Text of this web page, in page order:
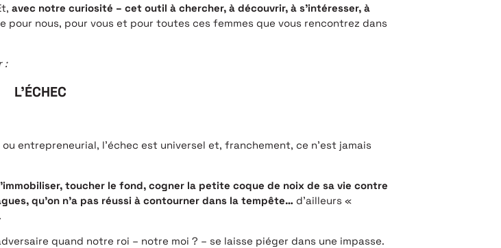
avec notre curiosité – cet outil à chercher, à découvrir, à s’intéresser, à
pour nous, pour vous et pour toutes ces femmes que vous rencontrez dans
:
L’ÉCHEC
entrepreneurial, l’échec est universel et, franchement, ce n’est jamais
toucher le fond, cogner la petite coque de noix de sa vie contre
qu’on n’a pas réussi à contourner dans la tempête… d’ailleurs «
quand notre roi – notre moi ? – se laisse piéger dans une impasse.